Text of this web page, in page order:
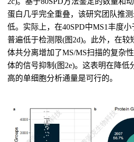
蛋白几乎完全重叠，该研究团队推
低。实际上，在40SPD中MS1丰度小
普遍低于检测限(图2d)。此外，在较
体共分离增加了MS/MS扫描的复杂
体的信号抑制(图2e)。这表明在降低
高的单细胞分析通量是可行的。